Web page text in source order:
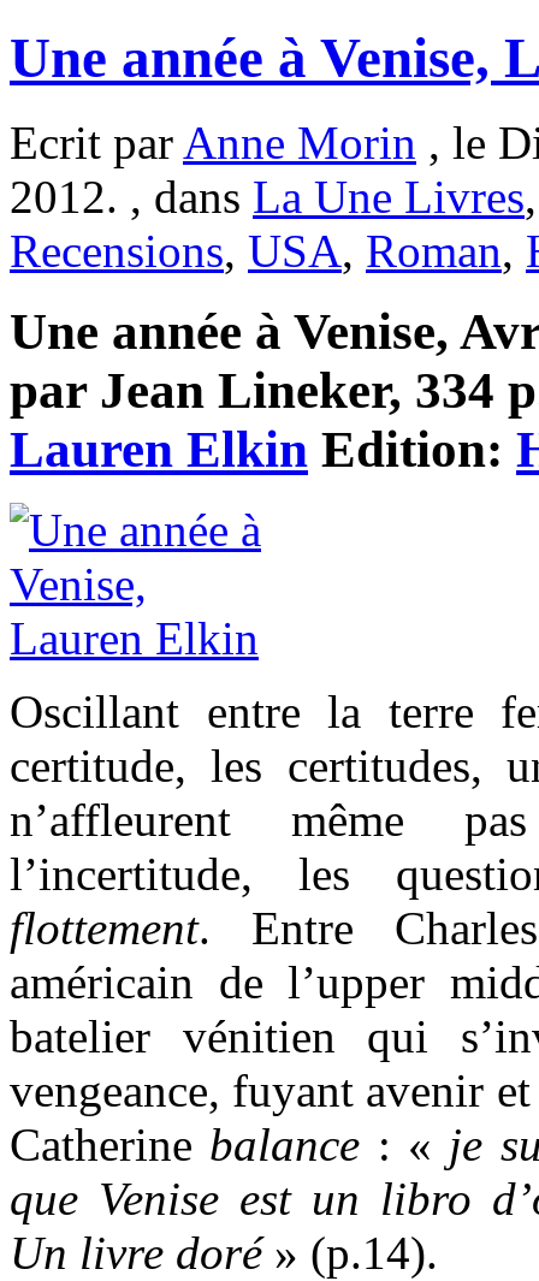
Une année à Venise,
Ecrit par Anne Morin , le
2012. , dans La Une Livres
Recensions, USA, Roman,
Une année à Venise,
par Jean Lineker, 334
Lauren Elkin Edition:
Oscillant entre la terre
certitude, les certitudes,
n’affleurent même
l’incertitude, les
flottement. Entre
américain de l’upper
batelier vénitien qui
vengeance, fuyant avenir
Catherine balance : « je
que Venise est un libro
Un livre doré» (p.14).